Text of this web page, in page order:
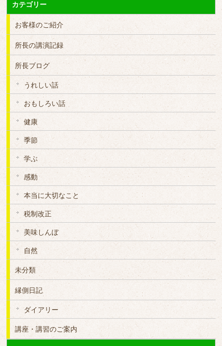
カテゴリー
お客様のご紹介
所長の講演記録
所長ブログ
うれしい話
おもしろい話
健康
季節
学ぶ
感動
本当に大切なこと
税制改正
美味しんぼ
自然
未分類
縁側日記
ダイアリー
講座・講習のご案内